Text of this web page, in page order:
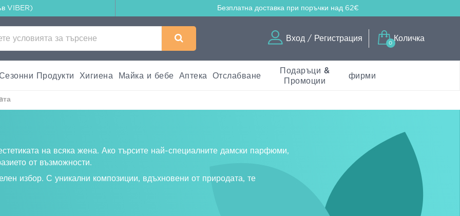
VIBER) Безплатна доставка при поръчки над 62€
Вход / Регистрация
0
Количка
Продукти Хигиена Майка и бебе Аптека Отслабване
Подаръци &
Промоции
фирми
на всяка жена. Ако търсите най-специалните дамски парфюми,
от възможности.
избор. С уникални композиции, вдъхновени от природата, те